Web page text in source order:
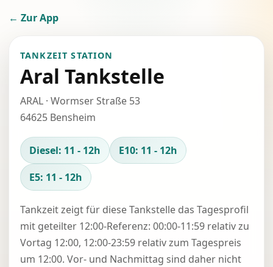
← Zur App
TANKZEIT STATION
Aral Tankstelle
ARAL · Wormser Straße 53
64625 Bensheim
Diesel: 11 - 12h
E10: 11 - 12h
E5: 11 - 12h
Tankzeit zeigt für diese Tankstelle das Tagesprofil
mit geteilter 12:00-Referenz: 00:00-11:59 relativ zu
Vortag 12:00, 12:00-23:59 relativ zum Tagespreis
um 12:00. Vor- und Nachmittag sind daher nicht